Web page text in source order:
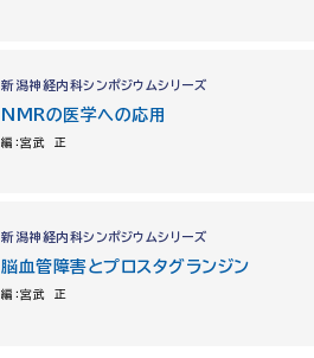
新潟神経内科シンポジウムシリーズ
NMRの医学への応用
編：宮武 正
新潟神経内科シンポジウムシリーズ
脳血管障害とプロスタグランジン
編：宮武 正